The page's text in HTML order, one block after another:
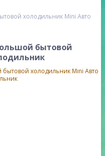
холодильник Mini Авто
бытовой